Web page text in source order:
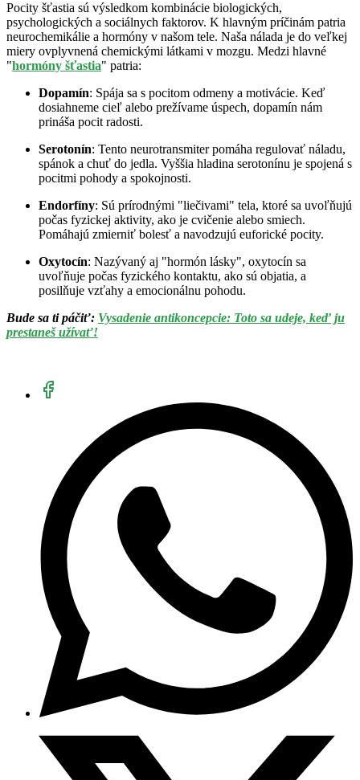
Pocity šťastia sú výsledkom kombinácie biologických,
psychologických a sociálnych faktorov. K hlavným príčinám patria
neurochemikálie a hormóny v našom tele. Naša nálada je do veľkej
miery ovplyvnená chemickými látkami v mozgu. Medzi hlavné
"hormóny šťastia" patria:
Dopamín: Spája sa s pocitom odmeny a motivácie. Keď
dosiahneme cieľ alebo prežívame úspech, dopamín nám
prináša pocit radosti.
Serotonín: Tento neurotransmiter pomáha regulovať náladu,
spánok a chuť do jedla. Vyššia hladina serotonínu je spojená s
pocitmi pohody a spokojnosti.
Endorfíny: Sú prírodnými "liečivami" tela, ktoré sa uvoľňujú
počas fyzickej aktivity, ako je cvičenie alebo smiech.
Pomáhajú zmierniť bolesť a navodzujú euforické pocity.
Oxytocín: Nazývaný aj "hormón lásky", oxytocín sa
uvoľňuje počas fyzického kontaktu, ako sú objatia, a
posilňuje vzťahy a emocionálnu pohodu.
Bude sa ti páčiť: Vysadenie antikoncepcie: Toto sa udeje, keď ju
prestaneš užívať!